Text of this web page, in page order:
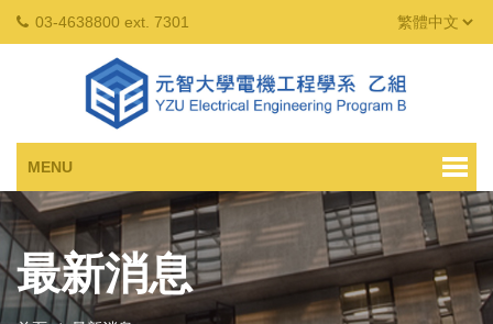
03-4638800 ext. 7301
MENU
最新消息